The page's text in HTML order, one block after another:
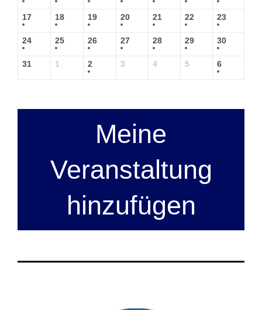
17 18 19 20 21 22 23
24 25 26 27 28 29 30
31 1 2 3 4 5 6
Meine
Veranstaltung
hinzufügen